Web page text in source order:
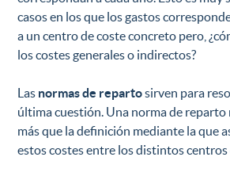
casos en los que los gastos
a un centro de coste concreto pero,
los costes generales o indirectos?
Las normas de repartosirven para
última cuestión. Una norma de reparto
más que la definición mediante la que
estos costes entre los distintos centros